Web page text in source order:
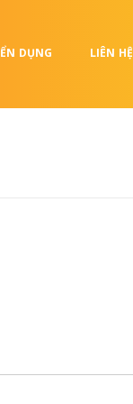
DỤNG LIÊN HỆ